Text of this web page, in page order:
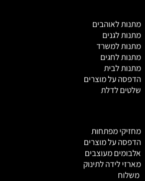
מתנות לאוהבים
מתנות לגנים
מתנות למשרד
מתנות לחגים
מתנות לבית
הדפסה על מוצרים
שלטים לדלת
מחזיקי מפתחות
הדפסה על מוצרים
אלבומים מעוצבים
מארזי לידה לתינוק
משלוח